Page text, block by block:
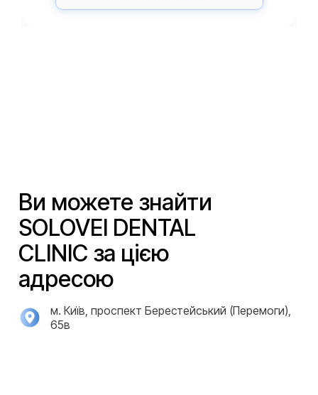
Ви можете знайти
SOLOVEI DENTAL
CLINIC за цією
адресою
м. Київ, проспект Берестейський (Перемоги),
65в